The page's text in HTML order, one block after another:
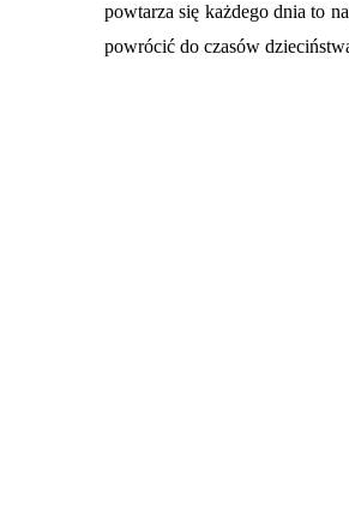
powtarza się każdego dnia to
powrócić do czasów